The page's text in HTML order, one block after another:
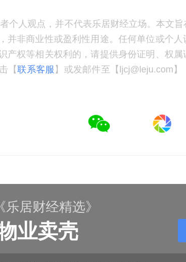
个人观点，并不代表乐居财经立场。本文
并非商业性或盈利性用途。任何单位或个
产权等相关权利的，请提供身份证明、权
【联系客服 】或发邮件至【ljcj@leju.com
《乐居财经精选》
业卖壳